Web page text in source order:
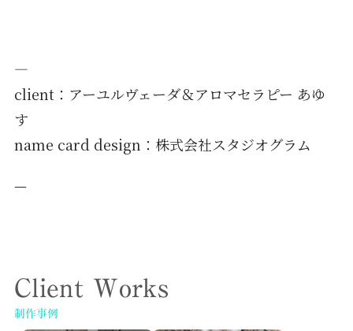
—
client：アーユルヴェーダ＆アロマセラピー あゆ
す
name card design：株式会社スタジオグラム
—
Client Works
制作事例